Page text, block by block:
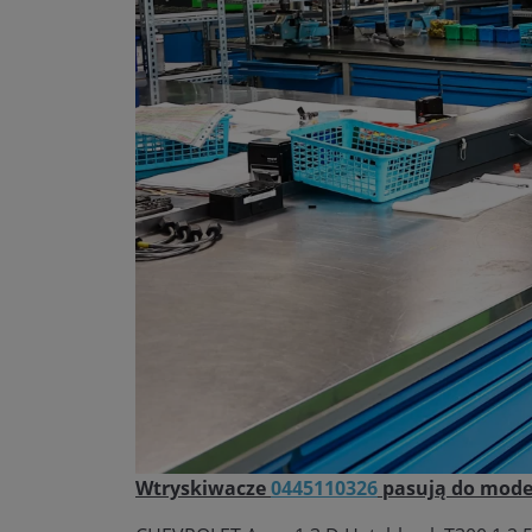
Wtryskiwacze0445110326 pasują do